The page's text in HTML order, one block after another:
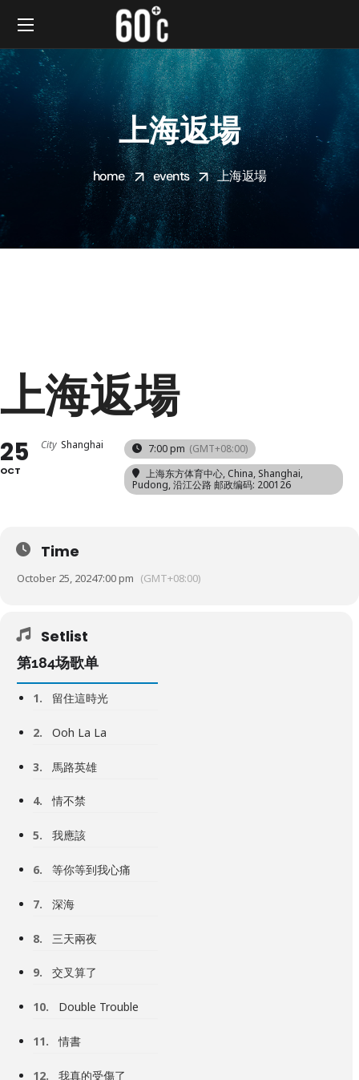
上海返場
home events 上海返場
上海返場
25
OCT
City Shanghai 7:00 pm (GMT+08:00)
上海东方体育中心, China, Shanghai,
Pudong, 沿江公路 邮政编码: 200126
Time
October 25, 20247:00 pm (GMT+08:00)
Setlist
第184场歌单
1. 留住這時光
2. Ooh La La
3. 馬路英雄
4. 情不禁
5. 我應該
6. 等你等到我心痛
7. 深海
8. 三天兩夜
9. 交叉算了
10. Double Trouble
11. 情書
12. 我真的受傷了